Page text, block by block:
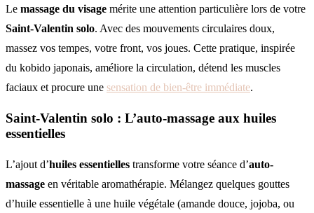
Le massage du visage mérite une attention particulière lors de votre
Saint-Valentin solo. Avec des mouvements circulaires doux,
massez vos tempes, votre front, vos joues. Cette pratique, inspirée
du kobido japonais, améliore la circulation, détend les muscles
faciaux et procure une sensation de bien-être immédiate.
Saint-Valentin solo : L’auto-massage aux huiles
essentielles
L’ajout d’huiles essentielles transforme votre séance d’auto-
massage en véritable aromathérapie. Mélangez quelques gouttes
d’huile essentielle à une huile végétale (amande douce, jojoba, ou